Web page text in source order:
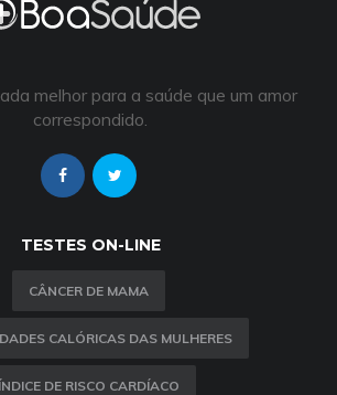
melhor para a saúde que um amor
correspondido.
TESTES ON-LINE
CÂNCER DE MAMA
CALÓRICAS DAS MULHERES
ÍNDICE DE RISCO CARDÍACO